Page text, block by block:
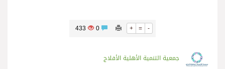
+ = -
433
جمعية التنمية الأهلية الأفلاج